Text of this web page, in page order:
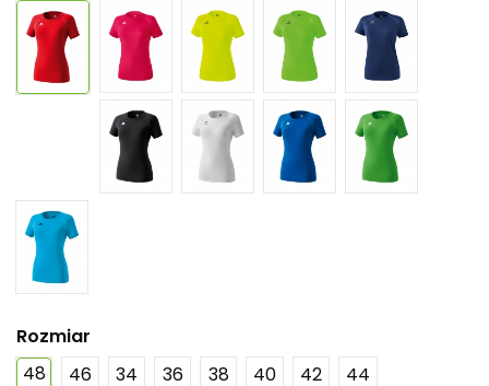
Rozmiar
48
46 34 36 38 40 42 44